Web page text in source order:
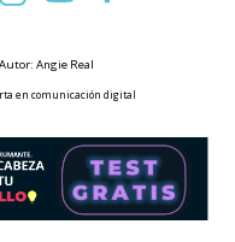
Autor: Angie Real
en comunicación digital